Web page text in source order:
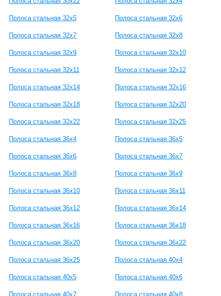
Полоса стальная 32x5 Полоса стальная 32x6
Полоса стальная 32x7 Полоса стальная 32x8
Полоса стальная 32x9 Полоса стальная 32x10
Полоса стальная 32x11 Полоса стальная 32x12
Полоса стальная 32x14 Полоса стальная 32x16
Полоса стальная 32x18 Полоса стальная 32x20
Полоса стальная 32x22 Полоса стальная 32x25
Полоса стальная 36x4 Полоса стальная 36x5
Полоса стальная 36x6 Полоса стальная 36x7
Полоса стальная 36x8 Полоса стальная 36x9
Полоса стальная 36x10 Полоса стальная 36x11
Полоса стальная 36x12 Полоса стальная 36x14
Полоса стальная 36x16 Полоса стальная 36x18
Полоса стальная 36x20 Полоса стальная 36x22
Полоса стальная 36x25 Полоса стальная 40x4
Полоса стальная 40x5 Полоса стальная 40x6
Полоса стальная 40x7 Полоса стальная 40x8